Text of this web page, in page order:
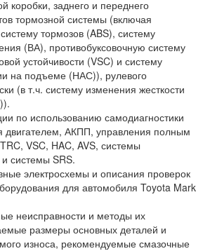
коробки, заднего и переднего
тормозной системы (включая
тормозов (ABS), систему
(ВА), противобуксовочную систему
устойчивости (VSC) и систему
на подъеме (НАС)), рулевого
(в т.ч. систему изменения жесткости
по использованию самодиагностики
двигателем, АКПП, управления полным
VSC, HAC, AVS, системы
системы SRS.
электросхемы и описания проверок
для автомобиля Toyota Mark
неисправности и методы их
размеры основных деталей и
износа, рекомендуемые смазочные